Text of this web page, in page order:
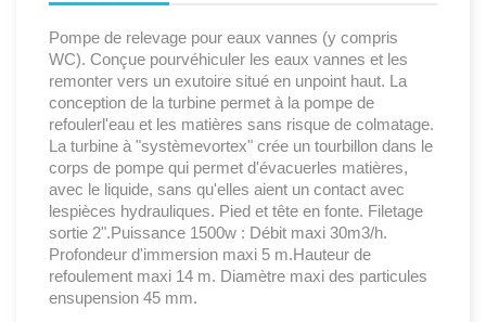
Pompe de relevage pour eaux vannes (y compris
WC). Conçue pourvéhiculer les eaux vannes et les
remonter vers un exutoire situé en unpoint haut. La
conception de la turbine permet à la pompe de
refoulerl'eau et les matières sans risque de colmatage.
La turbine à "systèmevortex" crée un tourbillon dans le
corps de pompe qui permet d'évacuerles matières,
avec le liquide, sans qu'elles aient un contact avec
lespièces hydrauliques. Pied et tête en fonte. Filetage
sortie 2".Puissance 1500w : Débit maxi 30m3/h.
Profondeur d'immersion maxi 5 m.Hauteur de
refoulement maxi 14 m. Diamètre maxi des particules
ensupension 45 mm.